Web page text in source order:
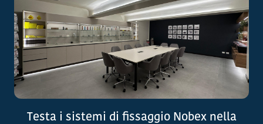
Testa i sistemi di fissaggio Nobex nella